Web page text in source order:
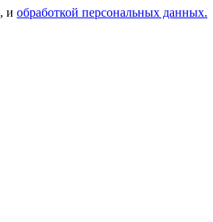
, и обработкой персональных данных.